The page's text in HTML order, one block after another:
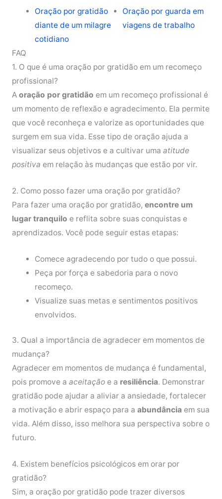
Oração por gratidão
diante de um milagre
cotidiano
Oração por guarda em
viagens de trabalho
FAQ
1. O que é uma oração por gratidão em um recomeço
profissional?
A oração por gratidão em um recomeço profissional é
um momento de reflexão e agradecimento. Ela permite
que você reconheça e valorize as oportunidades que
surgem em sua vida. Esse tipo de oração ajuda a
visualizar seus objetivos e a cultivar uma atitude
positiva em relação às mudanças que estão por vir.
2. Como posso fazer uma oração por gratidão?
Para fazer uma oração por gratidão, encontre um
lugar tranquilo e reflita sobre suas conquistas e
aprendizados. Você pode seguir estas etapas:
Comece agradecendo por tudo o que possui.
Peça por força e sabedoria para o novo
recomeço.
Visualize suas metas e sentimentos positivos
envolvidos.
3. Qual a importância de agradecer em momentos de
mudança?
Agradecer em momentos de mudança é fundamental,
pois promove a aceitaçãoe a resiliência. Demonstrar
gratidão pode ajudar a aliviar a ansiedade, fortalecer
a motivação e abrir espaço para a abundância em sua
vida. Além disso, isso melhora sua perspectiva sobre o
futuro.
4. Existem benefícios psicológicos em orar por
gratidão?
Sim, a oração por gratidão pode trazer diversos